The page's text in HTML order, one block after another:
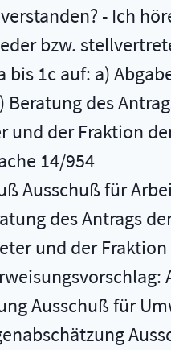
- Ich
bzw.
1c auf: a)
des
der Fraktion
14/954
Ausschuß für
des Antrags
und der Fraktion
Ausschuß für